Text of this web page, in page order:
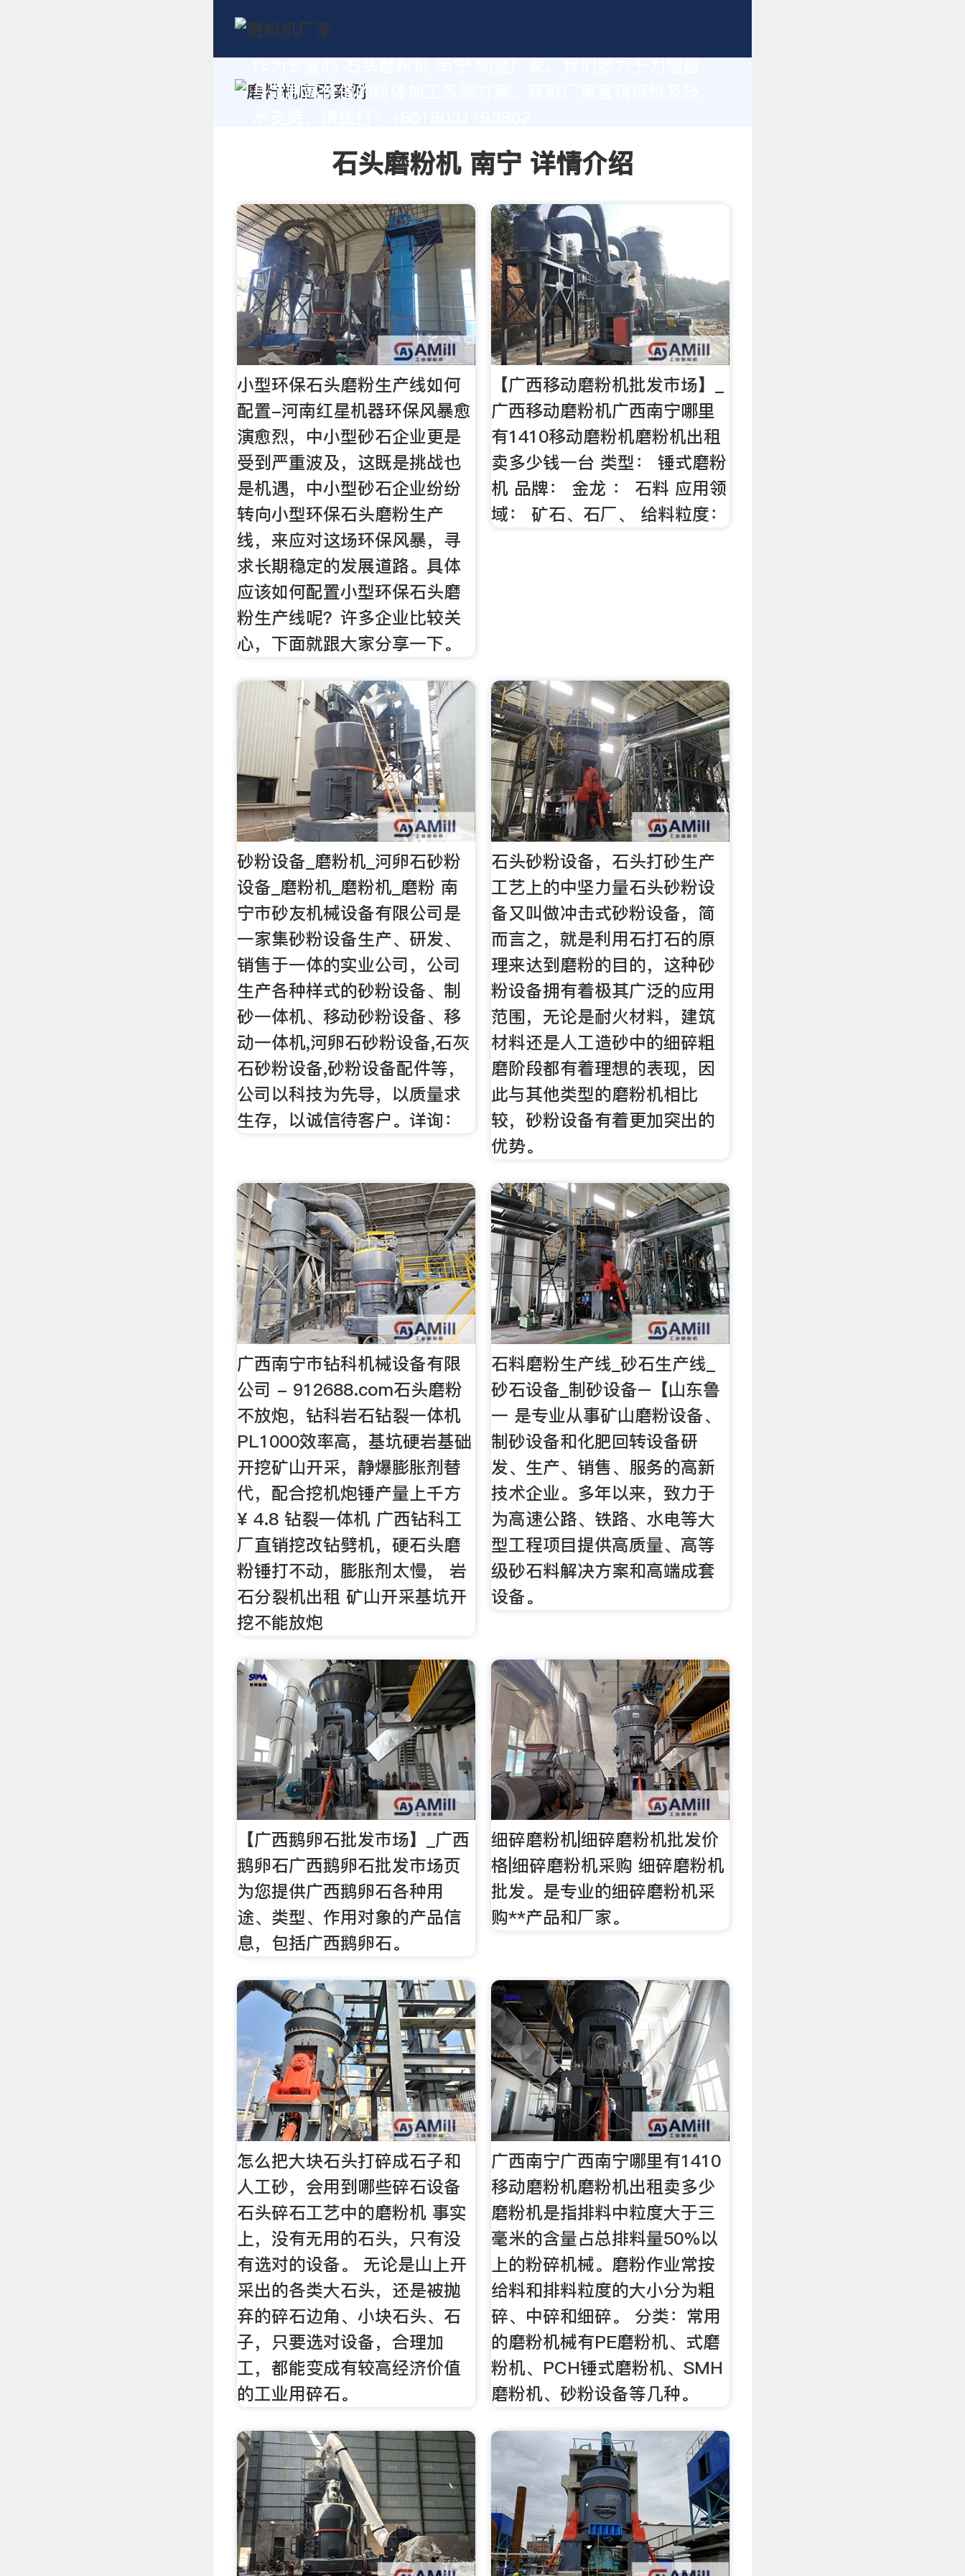
身定制高价值的粉体加工系统方案。获取厂家直销报价及技
石头磨粉机 南宁 详情介绍
小型环保石头磨粉生产线如何
配置-河南红星机器环保风暴愈
演愈烈，中小型砂石企业更是
受到严重波及，这既是挑战也
是机遇，中小型砂石企业纷纷
转向小型环保石头磨粉生产
线，来应对这场环保风暴，寻
求长期稳定的发展道路。具体
应该如何配置小型环保石头磨
粉生产线呢？许多企业比较关
心，下面就跟大家分享一下。
【广西移动磨粉机批发市场】_
广西移动磨粉机广西南宁哪里
有1410移动磨粉机磨粉机出租
卖多少钱一台 类型： 锤式磨粉
机 品牌： 金龙 ： 石料 应用领
域： 矿石、石厂、 给料粒度：
砂粉设备_磨粉机_河卵石砂粉
设备_磨粉机_磨粉机_磨粉 南
宁市砂友机械设备有限公司是
一家集砂粉设备生产、研发、
销售于一体的实业公司，公司
生产各种样式的砂粉设备、制
砂一体机、移动砂粉设备、移
动一体机,河卵石砂粉设备,石灰
石砂粉设备,砂粉设备配件等，
公司以科技为先导，以质量求
生存，以诚信待客户。详询：
石头砂粉设备，石头打砂生产
工艺上的中坚力量石头砂粉设
备又叫做冲击式砂粉设备，简
而言之，就是利用石打石的原
理来达到磨粉的目的，这种砂
粉设备拥有着极其广泛的应用
范围，无论是耐火材料，建筑
材料还是人工造砂中的细碎粗
磨阶段都有着理想的表现，因
此与其他类型的磨粉机相比
较，砂粉设备有着更加突出的
优势。
广西南宁市钻科机械设备有限
公司 - 912688.com石头磨粉
不放炮，钻科岩石钻裂一体机
PL1000效率高，基坑硬岩基础
开挖矿山开采，静爆膨胀剂替
代，配合挖机炮锤产量上千方
¥ 4.8 钻裂一体机 广西钻科工
厂直销挖改钻劈机，硬石头磨
粉锤打不动，膨胀剂太慢， 岩
石分裂机出租 矿山开采基坑开
挖不能放炮
石料磨粉生产线_砂石生产线_
砂石设备_制砂设备–【山东鲁
一 是专业从事矿山磨粉设备、
制砂设备和化肥回转设备研
发、生产、销售、服务的高新
技术企业。多年以来，致力于
为高速公路、铁路、水电等大
型工程项目提供高质量、高等
级砂石料解决方案和高端成套
设备。
【广西鹅卵石批发市场】_广西
鹅卵石广西鹅卵石批发市场页
为您提供广西鹅卵石各种用
途、类型、作用对象的产品信
息，包括广西鹅卵石。
细碎磨粉机|细碎磨粉机批发价
格|细碎磨粉机采购 细碎磨粉机
批发。是专业的细碎磨粉机采
购**产品和厂家。
怎么把大块石头打碎成石子和
人工砂，会用到哪些碎石设备
石头碎石工艺中的磨粉机 事实
上，没有无用的石头，只有没
有选对的设备。 无论是山上开
采出的各类大石头，还是被抛
弃的碎石边角、小块石头、石
子，只要选对设备，合理加
工，都能变成有较高经济价值
的工业用碎石。
广西南宁广西南宁哪里有1410
移动磨粉机磨粉机出租卖多少
磨粉机是指排料中粒度大于三
毫米的含量占总排料量50％以
上的粉碎机械。磨粉作业常按
给料和排料粒度的大小分为粗
碎、中碎和细碎。 分类：常用
的磨粉机械有PE磨粉机、式磨
粉机、PCH锤式磨粉机、SMH
磨粉机、砂粉设备等几种。